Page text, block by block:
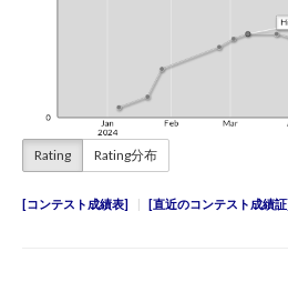
Rating Rating分布
コンテスト成績表 直近のコンテスト成績証